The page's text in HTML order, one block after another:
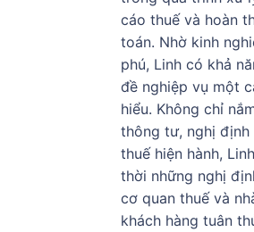
cáo thuế và hoàn
toán. Nhờ kinh
phú, Linh có khả
đề nghiệp vụ một
hiểu. Không chỉ
thông tư, nghị
thuế hiện hành,
thời những nghị
cơ quan thuế và
khách hàng tuân